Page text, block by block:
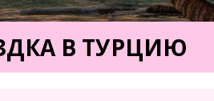
В ТУРЦИЮ